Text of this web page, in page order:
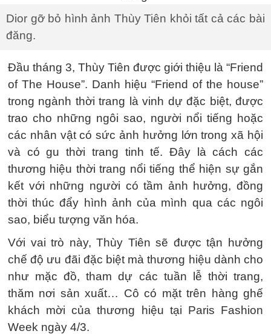
Dior gỡ bỏ hình ảnh Thùy Tiên khỏi tất cả các bài
đăng.
Đầu tháng 3, Thùy Tiên được giới thiệu là “Friend
of The House”. Danh hiệu “Friend of the house”
trong ngành thời trang là vinh dự đặc biệt, được
trao cho những ngôi sao, người nổi tiếng hoặc
các nhân vật có sức ảnh hưởng lớn trong xã hội
và có gu thời trang tinh tế. Đây là cách các
thương hiệu thời trang nổi tiếng thể hiện sự gắn
kết với những người có tầm ảnh hưởng, đồng
thời thúc đẩy hình ảnh của mình qua các ngôi
sao, biểu tượng văn hóa.
Với vai trò này, Thùy Tiên sẽ được tận hưởng
chế độ ưu đãi đặc biệt mà thương hiệu dành cho
như mặc đồ, tham dự các tuần lễ thời trang,
thăm nơi sản xuất… Cô có mặt trên hàng ghế
khách mời của thương hiệu tại Paris Fashion
Week ngày 4/3.